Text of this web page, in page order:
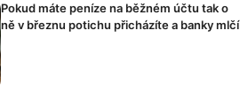
Pokud máte peníze na běžném účtu tak o
ně v březnu potichu přicházíte a banky mlčí